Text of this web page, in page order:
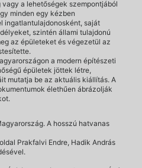
a lehetőségek szempontjából
minden egy kézben
ingatlantulajdonosként, saját
szintén állami tulajdonú
az épületeket és végezetül az
a modern építészeti
épületek jöttek létre,
mutatja be az aktuális kiállítás. A
élethűen ábrázolják
A hosszú hatvanas
Prakfalvi Endre, Hadik András